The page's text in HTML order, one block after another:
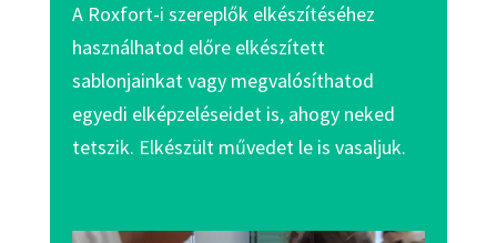
A Roxfort-i szereplők elkészítéséhez
használhatod előre elkészített
sablonjainkat vagy megvalósíthatod
egyedi elképzeléseidet is, ahogy neked
tetszik. Elkészült művedet le is vasaljuk.